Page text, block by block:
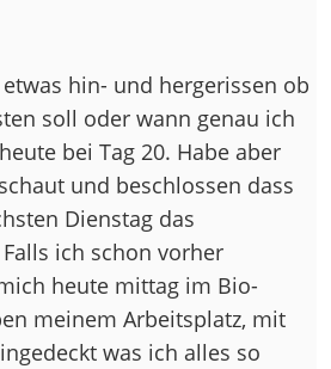
hin- und hergerissen ob
soll oder wann genau ich
bei Tag 20. Habe aber
und beschlossen dass
Dienstag das
ich schon vorher
heute mittag im Bio-
meinem Arbeitsplatz, mit
was ich alles so